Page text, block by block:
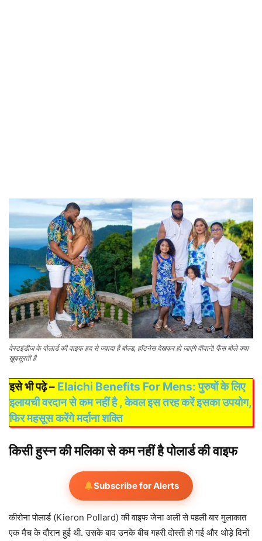
वेस्टइंडीज के पोलार्ड की वाइफ हद से ज्यादा है बोल्ड, हॉटनेस देखकर हो जाएंगे दीवाने! फैंस बोले क्या
ख़ूबसूरती है
इसे भी पढ़े – Elaichi Benefits For Mens: पुरुषों के लिए
इलायची वरदान से कम नहीं है , केवल इस तरह करें इसका उपयोग,
फिर महसूस करेंगे मर्दाना शक्ति
किसी हुस्न की मलिका से कम नहीं है पोलार्ड की वाइफ
Subscribe for Alerts
कीरोना पोलार्ड (Kieron Pollard) की वाइफ जेना अली से पहली बार मुलाकात
एक मैच के दौरान हुई थी. उसके बाद उनके बीच गहरी दोस्ती हो गई और थोड़े दिनों